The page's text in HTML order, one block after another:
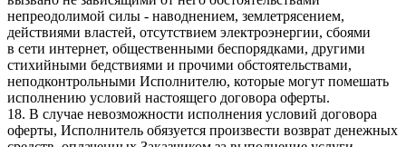
непреодолимой силы - наводнением, землетрясением,
действиями властей, отсутствием электроэнергии, сбоями
в сети интернет, общественными беспорядками, другими
стихийными бедствиями и прочими обстоятельствами,
неподконтрольными Исполнителю, которые могут помешать
исполнению условий настоящего договора оферты.
18. В случае невозможности исполнения условий договора
оферты, Исполнитель обязуется произвести возврат денежных